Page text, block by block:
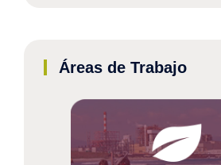
Áreas de Trabajo